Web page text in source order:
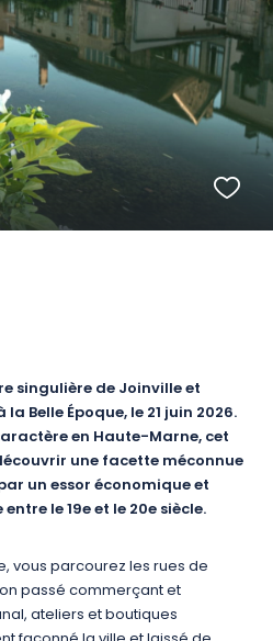
singulière de Joinville et
Belle Époque, le 21 juin 2026.
en Haute-Marne, cet
une facette méconnue
un essor économique et
le 19e et le 20e siècle.
vous parcourez les rues de
passé commerçant et
ateliers et boutiques